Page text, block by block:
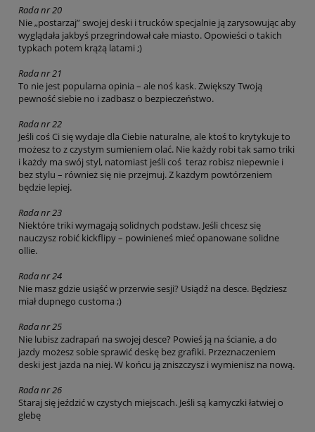
Rada nr 20
Nie „postarzaj” swojej deski i trucków specjalnie ją zarysowując aby
wyglądała jakbyś przegrindował całe miasto. Opowieści o takich
typkach potem krążą latami ;)
Rada nr 21
To nie jest popularna opinia – ale noś kask. Zwiększy Twoją
pewność siebie no i zadbasz o bezpieczeństwo.
Rada nr 22
Jeśli coś Ci się wydaje dla Ciebie naturalne, ale ktoś to krytykuje to
możesz to z czystym sumieniem olać. Nie każdy robi tak samo triki
i każdy ma swój styl, natomiast jeśli coś teraz robisz niepewnie i
bez stylu – również się nie przejmuj. Z każdym powtórzeniem
będzie lepiej.
Rada nr 23
Niektóre triki wymagają solidnych podstaw. Jeśli chcesz się
nauczysz robić kickflipy – powinieneś mieć opanowane solidne
ollie.
Rada nr 24
Nie masz gdzie usiąść w przerwie sesji? Usiądź na desce. Będziesz
miał dupnego customa ;)
Rada nr 25
Nie lubisz zadrapań na swojej desce? Powieś ją na ścianie, a do
jazdy możesz sobie sprawić deskę bez grafiki. Przeznaczeniem
deski jest jazda na niej. W końcu ją zniszczysz i wymienisz na nową.
Rada nr 26
Staraj się jeździć w czystych miejscach. Jeśli są kamyczki łatwiej o
glebę